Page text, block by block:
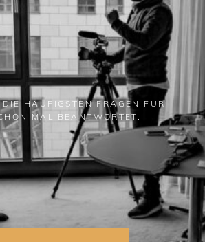
HÄUFIGSTEN FRAGEN FÜR
MAL BEANTWORTET.